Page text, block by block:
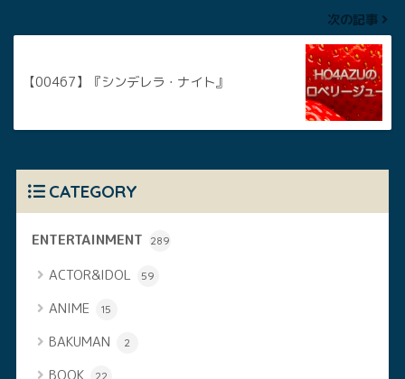
次の記事
【00467】『シンデレラ・ナイト』
CATEGORY
ENTERTAINMENT 289
ACTOR&IDOL 59
ANIME 15
BAKUMAN 2
BOOK 22